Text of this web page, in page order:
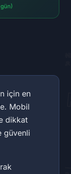
için en
Mobil
dikkat
güvenli